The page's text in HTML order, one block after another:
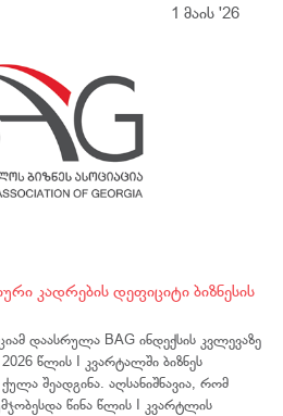
1 მაის '26
კადრების დეფიციტი ბიზნესის
დაასრულა BAG ინდექსის კვლევაზე
წლის I კვარტალში ბიზნეს
შეადგინა. აღსანიშნავია, რომ
წინა წლის I კვარტლის